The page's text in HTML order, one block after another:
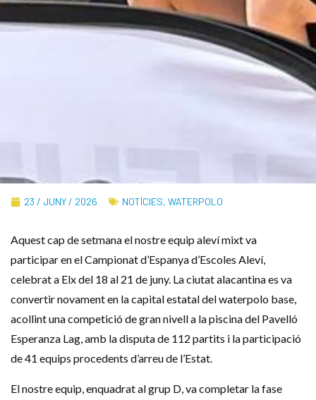
23 / JUNY / 2026 NOTÍCIES, WATERPOLO
Aquest cap de setmana el nostre equip aleví mixt va
participar en el Campionat d’Espanya d’Escoles Aleví,
celebrat a Elx del 18 al 21 de juny. La ciutat alacantina es va
convertir novament en la capital estatal del waterpolo base,
acollint una competició de gran nivell a la piscina del Pavelló
Esperanza Lag, amb la disputa de 112 partits i la participació
de 41 equips procedents d’arreu de l’Estat.
El nostre equip, enquadrat al grup D, va completar la fase